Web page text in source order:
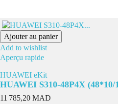
Ajouter au panier
Add to wishlist
Aperçu rapide
HUAWEI eKit
HUAWEI S310-48P4X (48*10/
Prix
11 785,20 MAD